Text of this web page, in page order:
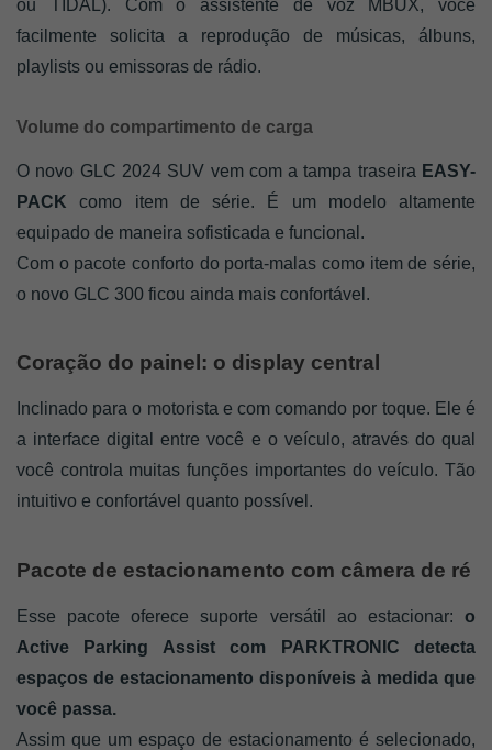
ou TIDAL). Com o assistente de voz MBUX, você
facilmente solicita a reprodução de músicas, álbuns,
playlists ou emissoras de rádio.
Volume do compartimento de carga
O novo GLC 2024 SUV vem com a tampa traseira EASY-
PACK como item de série. É um modelo altamente
equipado de maneira sofisticada e funcional.
Com o pacote conforto do porta-malas como item de série,
o novo GLC 300 ficou ainda mais confortável.
Coração do painel: o display central
Inclinado para o motorista e com comando por toque. Ele é
a interface digital entre você e o veículo, através do qual
você controla muitas funções importantes do veículo. Tão
intuitivo e confortável quanto possível.
Pacote de estacionamento com câmera de ré
Esse pacote oferece suporte versátil ao estacionar: o
Active Parking Assist com PARKTRONIC detecta
espaços de estacionamento disponíveis à medida que
você passa.
Assim que um espaço de estacionamento é selecionado,